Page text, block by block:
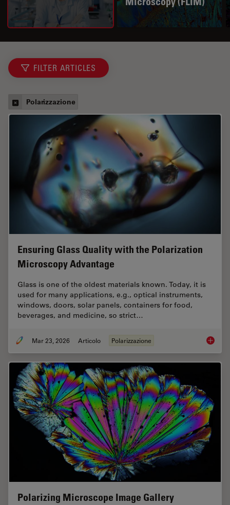
FILTER ARTICLES
Polarizzazione
Ensuring Glass Quality with the Polarization
Microscopy Advantage
Glass is one of the oldest materials known. Today, it is
used for many applications, e.g., optical instruments,
windows, doors, solar panels, containers for food,
beverages, and medicine, so strict…
Mar 23, 2026 Articolo Polarizzazione
Polarizing Microscope Image Gallery